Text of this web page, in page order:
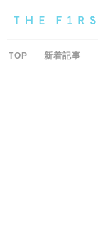
TOP 新着記事